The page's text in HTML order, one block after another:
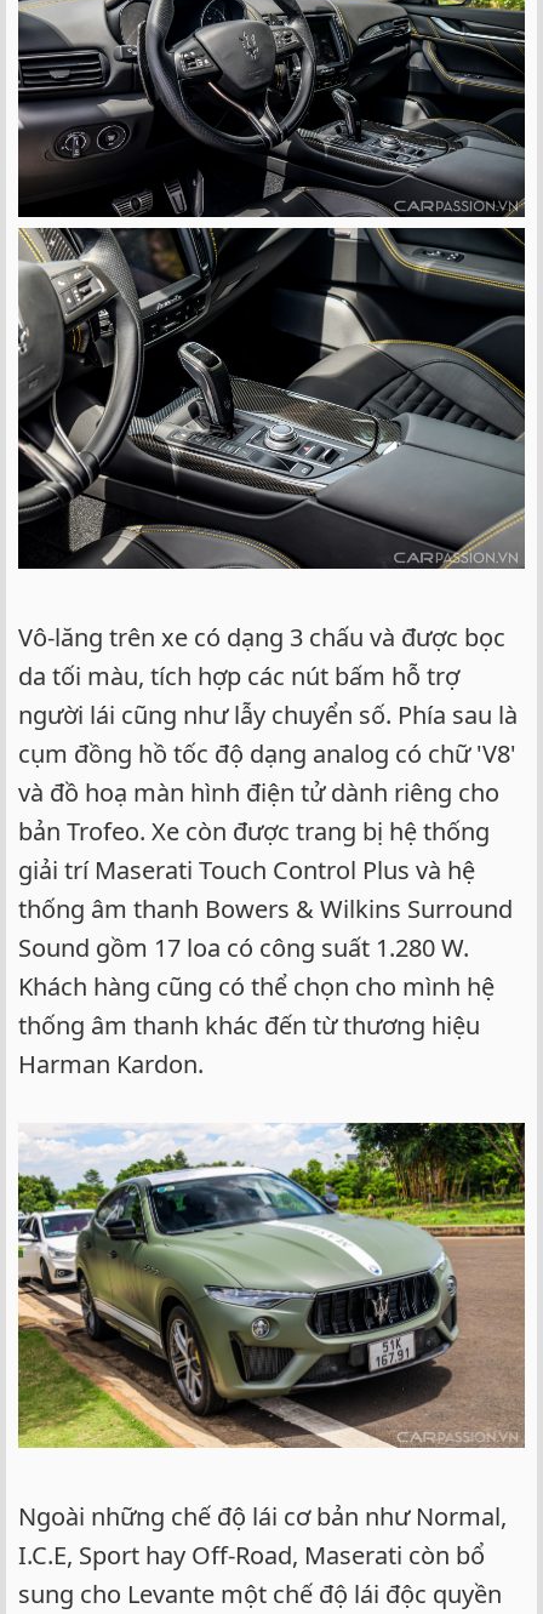
Vô-lăng trên xe có dạng 3 chấu và được bọc
da tối màu, tích hợp các nút bấm hỗ trợ
người lái cũng như lẫy chuyển số. Phía sau là
cụm đồng hồ tốc độ dạng analog có chữ 'V8'
và đồ hoạ màn hình điện tử dành riêng cho
bản Trofeo. Xe còn được trang bị hệ thống
giải trí Maserati Touch Control Plus và hệ
thống âm thanh Bowers & Wilkins Surround
Sound gồm 17 loa có công suất 1.280 W.
Khách hàng cũng có thể chọn cho mình hệ
thống âm thanh khác đến từ thương hiệu
Harman Kardon.
Ngoài những chế độ lái cơ bản như Normal,
I.C.E, Sport hay Off-Road, Maserati còn bổ
sung cho Levante một chế độ lái độc quyền